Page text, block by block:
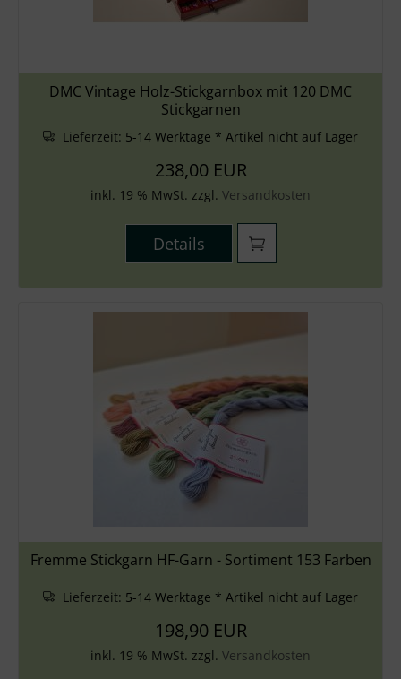
DMC Vintage Holz-Stickgarnbox mit 120 DMC
Stickgarnen
Lieferzeit: 5-14 Werktage * Artikel nicht auf Lager
238,00 EUR
inkl. 19 % MwSt. zzgl. Versandkosten
Details
Fremme Stickgarn HF-Garn - Sortiment 153 Farben
Lieferzeit: 5-14 Werktage * Artikel nicht auf Lager
198,90 EUR
inkl. 19 % MwSt. zzgl. Versandkosten